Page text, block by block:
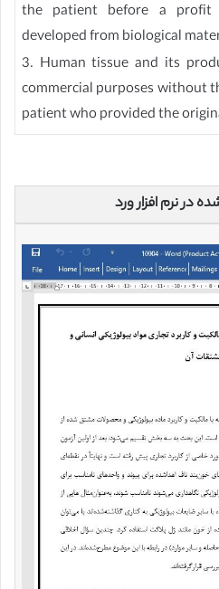
the patient before a profit
developed from biological
3. Human tissue and its
commercial purposes without
patient who provided the
در نرم افزار ورد